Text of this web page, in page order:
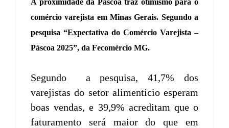
comércio varejista em Minas Gerais. Segundo a
pesquisa “Expectativa do Comércio Varejista –
Páscoa 2025”, da Fecomércio MG.
Segundo a pesquisa, 41,7% dos
varejistas do setor alimentício esperam
boas vendas, e 39,9% acreditam que o
faturamento será maior do que em